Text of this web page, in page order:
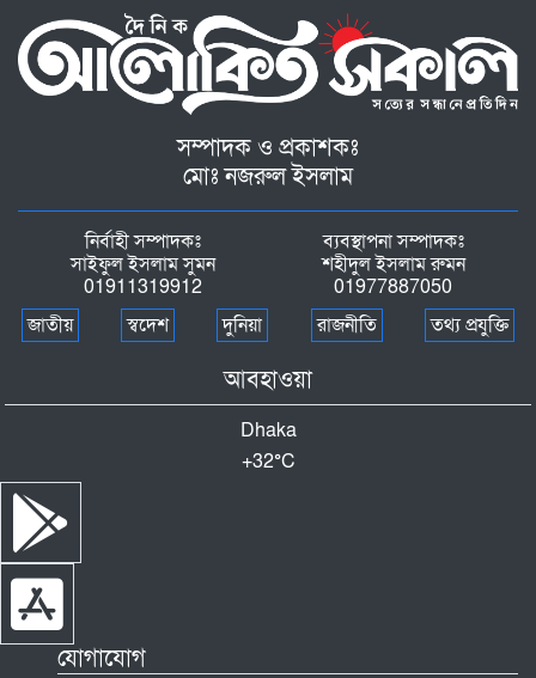
সম্পাদক ও প্রকাশকঃ
মোঃ নজরুল ইসলাম
নির্বাহী সম্পাদকঃ
সাইফুল ইসলাম সুমন
01911319912
ব্যবস্থাপনা সম্পাদকঃ
শহীদুল ইসলাম রুমন
01977887050
জাতীয়
স্বদেশ দুনিয়া রাজনীতি তথ্য প্রযুক্তি
আবহাওয়া
Dhaka
+32°C
যোগাযোগ